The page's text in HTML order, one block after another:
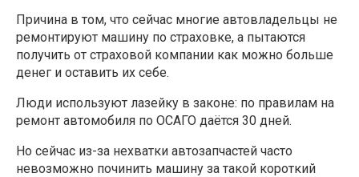
Причина в том, что сейчас многие автовладельцы не
ремонтируют машину по страховке, а пытаются
получить от страховой компании как можно больше
денег и оставить их себе.
Люди используют лазейку в законе: по правилам на
ремонт автомобиля по ОСАГО даётся 30 дней.
Но сейчас из-за нехватки автозапчастей часто
невозможно починить машину за такой короткий